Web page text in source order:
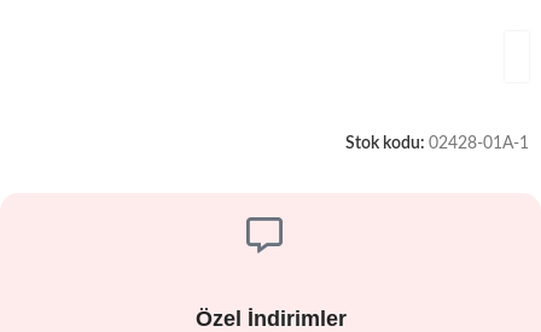
Stok kodu: 02428-01A-1
Özel İndirimler